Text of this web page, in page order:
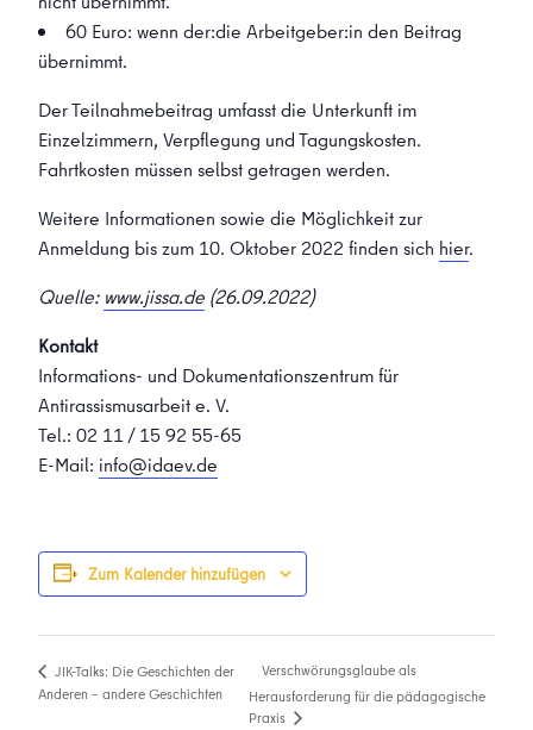
60 Euro: wenn der:die Arbeitgeber:in den Beitrag
übernimmt.
Der Teilnahmebeitrag umfasst die Unterkunft im
Einzelzimmern, Verpflegung und Tagungskosten.
Fahrtkosten müssen selbst getragen werden.
Weitere Informationen sowie die Möglichkeit zur
Anmeldung bis zum 10. Oktober 2022 finden sich hier.
Quelle: www.jissa.de (26.09.2022)
Kontakt
Informations- und Dokumentationszentrum für
Antirassismusarbeit e. V.
Tel.: 02 11 / 15 92 55-65
E-Mail: info@idaev.de
Zum Kalender hinzufügen
JIK-Talks: Die Geschichten der
Anderen – andere Geschichten
Verschwörungsglaube als
Herausforderung für die pädagogische
Praxis